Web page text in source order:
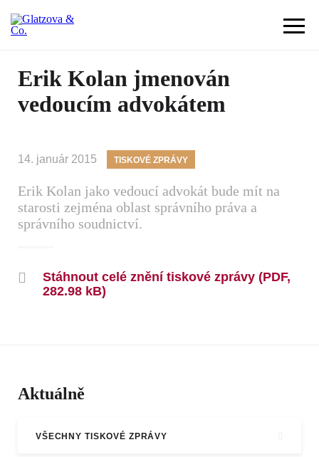
Erik Kolan jmenován
vedoucím advokátem
14. január 2015 TISKOVÉ ZPRÁVY
Erik Kolan jako vedoucí advokát bude mít na
starosti zejména oblast správního práva a
správního soudnictví.
Stáhnout celé znění tiskové zprávy (PDF,
282.98 kB)
Aktuálně
VŠECHNY TISKOVÉ ZPRÁVY